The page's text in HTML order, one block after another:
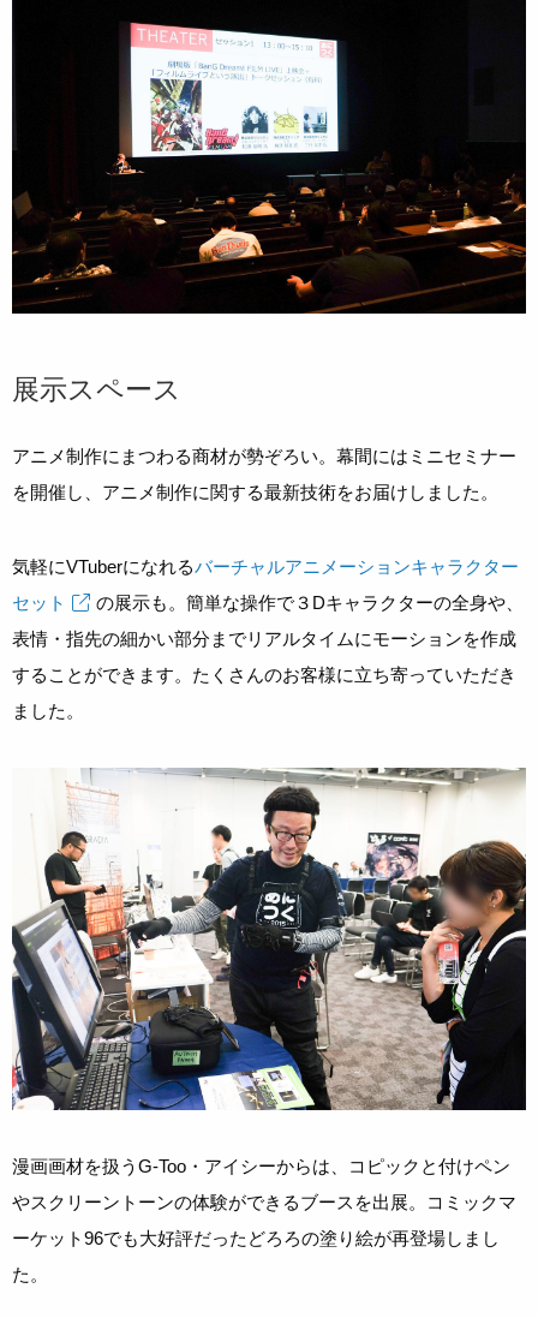
展示スペース
アニメ制作にまつわる商材が勢ぞろい。幕間にはミニセミナー
を開催し、アニメ制作に関する最新技術をお届けしました。
気軽にVTuberになれるバーチャルアニメーションキャラクター
セット
の展示も。簡単な操作で３Dキャラクターの全身や、
表情・指先の細かい部分までリアルタイムにモーションを作成
することができます。たくさんのお客様に立ち寄っていただき
ました。
漫画画材を扱うG-Too・アイシーからは、コピックと付けペン
やスクリーントーンの体験ができるブースを出展。コミックマ
ーケット96でも大好評だったどろろの塗り絵が再登場しまし
た。